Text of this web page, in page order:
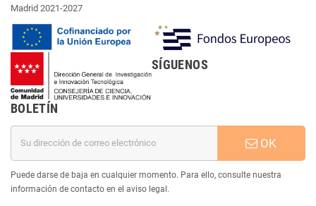
Madrid 2021-2027
SÍGUENOS
BOLETÍN
OK
Puede darse de baja en cualquier momento. Para ello, consulte nuestra
información de contacto en el aviso legal.